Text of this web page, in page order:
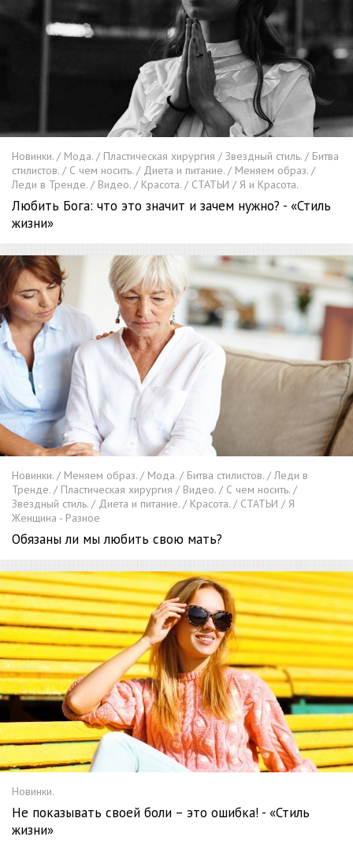
Новинки. / Мода. / Пластическая хирургия / Звездный стиль. / Битва
стилистов. / С чем носить. / Диета и питание. / Меняем образ. /
Леди в Тренде. / Видео. / Красота. / СТАТЬИ / Я и Красота.
Любить Бога: что это значит и зачем нужно? - «Стиль
жизни»
Новинки. / Меняем образ. / Мода. / Битва стилистов. / Леди в
Тренде. / Пластическая хирургия / Видео. / С чем носить. /
Звездный стиль. / Диета и питание. / Красота. / СТАТЬИ / Я
Женщина - Разное
Обязаны ли мы любить свою мать?
Новинки.
Не показывать своей боли – это ошибка! - «Стиль
жизни»